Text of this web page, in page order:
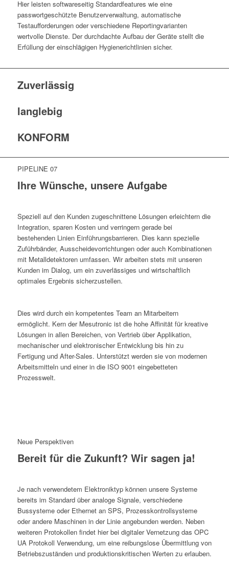
Hier leisten softwareseitig Standardfeatures wie eine
passwortgeschützte Benutzerverwaltung, automatische
Testaufforderungen oder verschiedene Reportingvarianten
wertvolle Dienste. Der durchdachte Aufbau der Geräte stellt die
Erfüllung der einschlägigen Hygienerichtlinien sicher.
Zuverlässig
langlebig
KONFORM
PIPELINE 07
Ihre Wünsche, unsere Aufgabe
Speziell auf den Kunden zugeschnittene Lösungen erleichtern die
Integration, sparen Kosten und verringern gerade bei
bestehenden Linien Einführungsbarrieren. Dies kann spezielle
Zuführbänder, Ausscheidevorrichtungen oder auch Kombinationen
mit Metalldetektoren umfassen. Wir arbeiten stets mit unseren
Kunden im Dialog, um ein zuverlässiges und wirtschaftlich
optimales Ergebnis sicherzustellen.
Dies wird durch ein kompetentes Team an Mitarbeitern
ermöglicht. Kern der Mesutronic ist die hohe Affinität für kreative
Lösungen in allen Bereichen, von Vertrieb über Applikation,
mechanischer und elektronischer Entwicklung bis hin zu
Fertigung und After-Sales. Unterstützt werden sie von modernen
Arbeitsmitteln und einer in die ISO 9001 eingebetteten
Prozesswelt.
Neue Perspektiven
Bereit für die Zukunft? Wir sagen ja!
Je nach verwendetem Elektroniktyp können unsere Systeme
bereits im Standard über analoge Signale, verschiedene
Bussysteme oder Ethernet an SPS, Prozesskontrollsysteme
oder andere Maschinen in der Linie angebunden werden. Neben
weiteren Protokollen findet hier bei digitaler Vernetzung das OPC
UA Protokoll Verwendung, um eine reibungslose Übermittlung von
Betriebszuständen und produktionskritischen Werten zu erlauben.